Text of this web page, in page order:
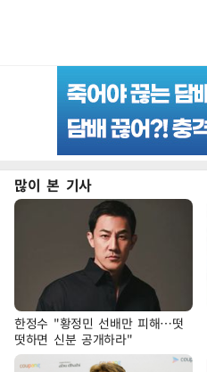
많이 본 기사
한정수 "황정민 선배만 피해…떳
떳하면 신분 공개하라"